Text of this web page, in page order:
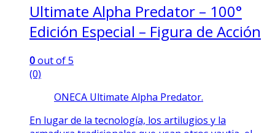
Ultimate Alpha Predator – 100°
Edición Especial – Figura de Acción
0out of 5
(0)
ONECA Ultimate Alpha Predator.
En lugar de la tecnología, los artilugios y la